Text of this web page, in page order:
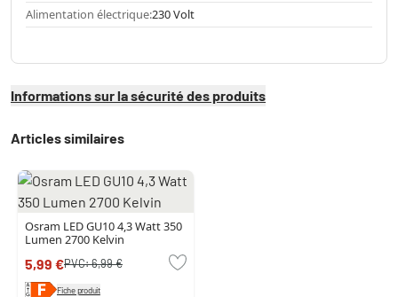
Alimentation électrique:230 Volt
Informations sur la sécurité des produits
Articles similaires
Osram LED GU10 4,3 Watt 350
Lumen 2700 Kelvin
5,99 €PVC:6,99 €
Fiche produit